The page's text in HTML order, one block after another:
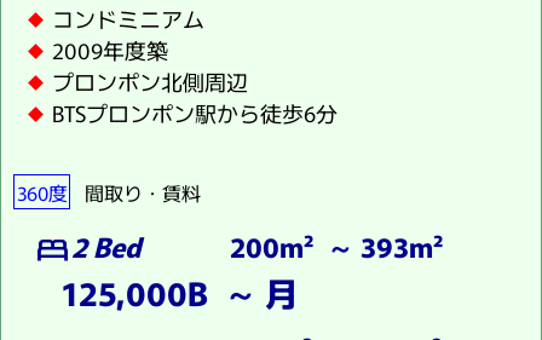
コンドミニアム
2009年度築
プロンポン北側周辺
BTSプロンポン駅から徒歩6分
360度 間取り・賃料
bed2 Bed 200m² ～ 393m²
125,000B ～ 月